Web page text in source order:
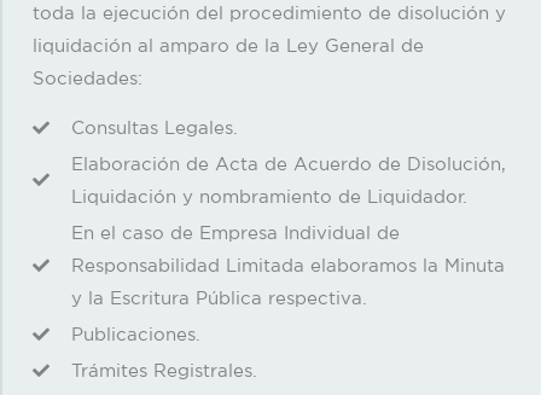
toda la ejecución del procedimiento de disolución y
liquidación al amparo de la Ley General de
Sociedades:
Consultas Legales.
Elaboración de Acta de Acuerdo de Disolución,
Liquidación y nombramiento de Liquidador.
En el caso de Empresa Individual de
Responsabilidad Limitada elaboramos la Minuta
y la Escritura Pública respectiva.
Publicaciones.
Trámites Registrales.